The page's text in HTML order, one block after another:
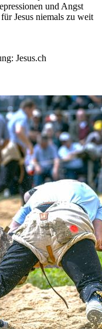
und Angst
Jesus niemals zu weit
Jesus.ch